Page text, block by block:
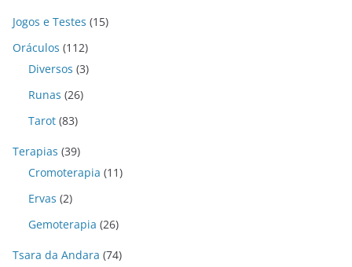
Jogos e Testes (15)
Oráculos (112)
Diversos (3)
Runas (26)
Tarot (83)
Terapias (39)
Cromoterapia (11)
Ervas (2)
Gemoterapia (26)
Tsara da Andara (74)